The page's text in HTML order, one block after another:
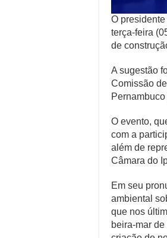
O
terça-feira
de
A sugestão
Comissão
O evento,
com a
além de
Câmara do
Em seu
ambiental
que nos
beira-mar